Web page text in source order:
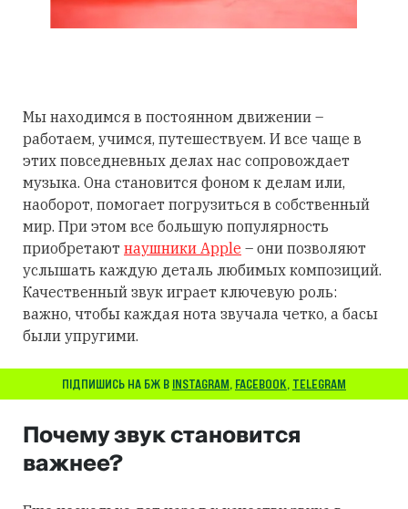
Мы находимся в постоянном движении –
работаем, учимся, путешествуем. И все чаще в
этих повседневных делах нас сопровождает
музыка. Она становится фоном к делам или,
наоборот, помогает погрузиться в собственный
мир. При этом все большую популярность
приобретают наушники Apple – они позволяют
услышать каждую деталь любимых композиций.
Качественный звук играет ключевую роль:
важно, чтобы каждая нота звучала четко, а басы
были упругими.
ПІДПИШИСЬ НА БЖ В INSTAGRAM, FACEBOOK, TELEGRAM
Почему звук становится
важнее?